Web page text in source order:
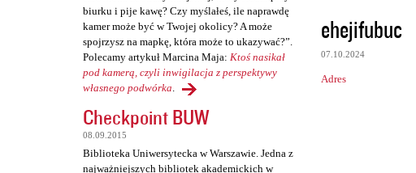
biurku i pije kawę? Czy myślałeś, ile naprawdę
kamer może być w Twojej okolicy? A może
spojrzysz na mapkę, która może to ukazywać?”.
Polecamy artykuł Marcina Maja: Ktoś nasikał
pod kamerą, czyli inwigilacja z perspektywy
własnego podwórka.
Checkpoint BUW
08.09.2015
Biblioteka Uniwersytecka w Warszawie. Jedna z
najważniejszych bibliotek akademickich w
K
o
m
e
ehejifubuc
07.10.2024
Adres